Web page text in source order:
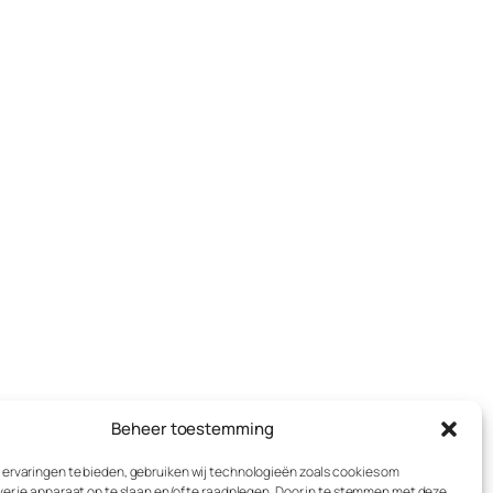
Beheer toestemming
te bieden, gebruiken wij technologieën zoals cookies om